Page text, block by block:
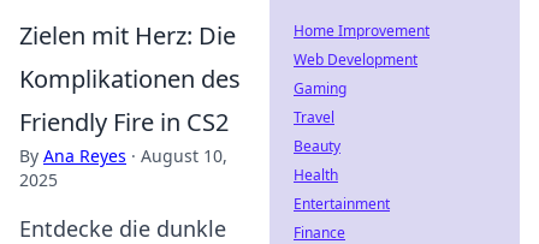
Zielen mit Herz: Die
Komplikationen des
Friendly Fire in CS2
By Ana Reyes · August 10,
2025
Entdecke die dunkle
Home Improvement
Web Development
Gaming
Travel
Beauty
Health
Entertainment
Finance